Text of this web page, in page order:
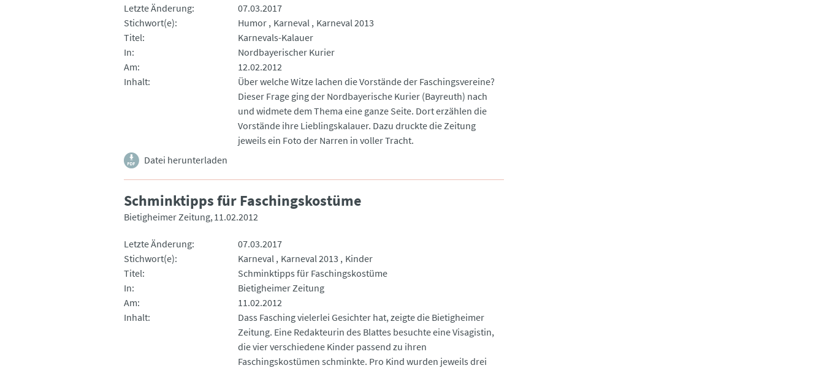
Letzte Änderung
07.03.2017
Stichwort(e)
Humor Karneval
Karneval 2013
Titel
Karnevals-Kalauer
In
Nordbayerischer Kurier
Am
12.02.2012
Inhalt
Über welche Witze lachen die Vorstände der Faschingsvereine?
Dieser Frage ging der Nordbayerische Kurier (Bayreuth) nach
und widmete dem Thema eine ganze Seite. Dort erzählen die
Vorstände ihre Lieblingskalauer. Dazu druckte die Zeitung
jeweils ein Foto der Narren in voller Tracht.
Datei herunterladen
Schminktipps für Faschingskostüme
Bietigheimer Zeitung 11.02.2012
Letzte Änderung
07.03.2017
Stichwort(e)
Karneval Karneval 2013
Kinder
Titel
Schminktipps für Faschingskostüme
In
Bietigheimer Zeitung
Am
11.02.2012
Inhalt
Dass Fasching vielerlei Gesichter hat, zeigte die Bietigheimer
Zeitung. Eine Redakteurin des Blattes besuchte eine Visagistin,
die vier verschiedene Kinder passend zu ihren
Faschingskostümen schminkte. Pro Kind wurden jeweils drei